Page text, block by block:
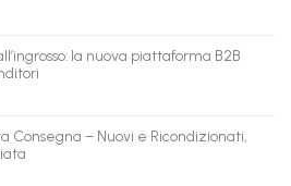
la nuova piattaforma B2B
Consegna – Nuovi e Ricondizionati,